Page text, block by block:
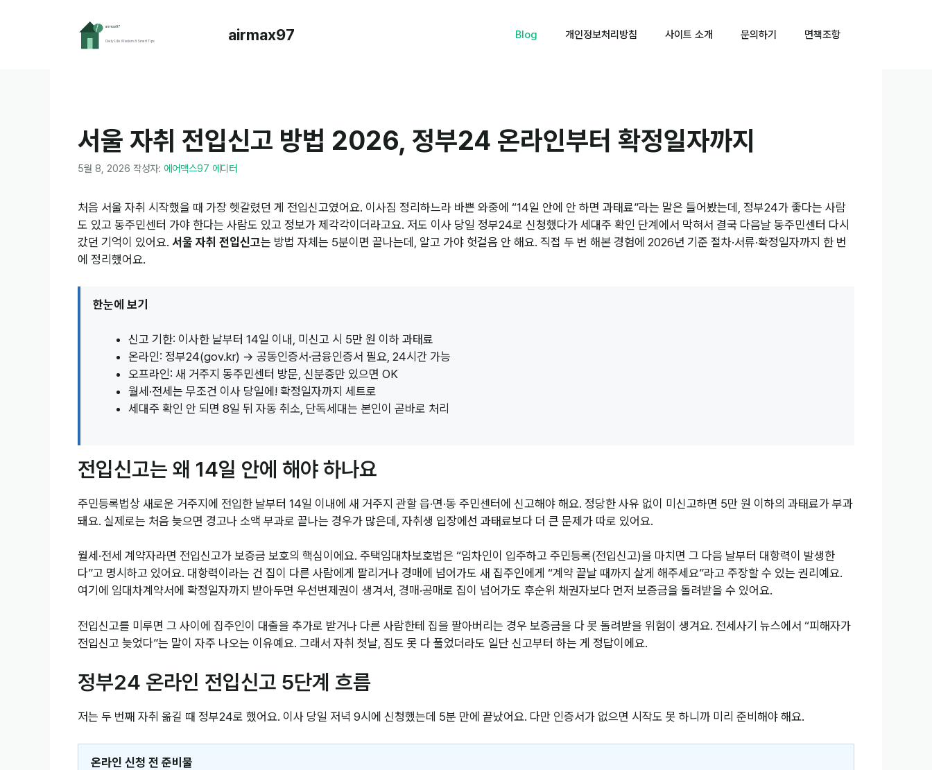
airmax97 Blog 개인정보처리방침 사이트 소개 문의하기 면책조항
서울 자취 전입신고 방법 2026, 정부24 온라인부터 확정일자까지
5월 8, 2026 작성자: 에어맥스97 에디터
처음 서울 자취 시작했을 때 가장 헷갈렸던 게 전입신고였어요. 이사짐 정리하느라 바쁜 와중에 “14일 안에 안 하면 과태료”라는 말은 들어봤는데, 정부24가 좋다는 사람
도 있고 동주민센터 가야 한다는 사람도 있고 정보가 제각각이더라고요. 저도 이사 당일 정부24로 신청했다가 세대주 확인 단계에서 막혀서 결국 다음날 동주민센터 다시
갔던 기억이 있어요. 서울 자취 전입신고는 방법 자체는 5분이면 끝나는데, 알고 가야 헛걸음 안 해요. 직접 두 번 해본 경험에 2026년 기준 절차·서류·확정일자까지 한 번
에 정리했어요.
한눈에 보기
신고 기한: 이사한 날부터 14일 이내, 미신고 시 5만 원 이하 과태료
온라인: 정부24(gov.kr) → 공동인증서·금융인증서 필요, 24시간 가능
오프라인: 새 거주지 동주민센터 방문, 신분증만 있으면 OK
월세·전세는 무조건 이사 당일에! 확정일자까지 세트로
세대주 확인 안 되면 8일 뒤 자동 취소, 단독세대는 본인이 곧바로 처리
전입신고는 왜 14일 안에 해야 하나요
주민등록법상 새로운 거주지에 전입한 날부터 14일 이내에 새 거주지 관할 읍·면·동 주민센터에 신고해야 해요. 정당한 사유 없이 미신고하면 5만 원 이하의 과태료가 부과
돼요. 실제로는 처음 늦으면 경고나 소액 부과로 끝나는 경우가 많은데, 자취생 입장에선 과태료보다 더 큰 문제가 따로 있어요.
월세·전세 계약자라면 전입신고가 보증금 보호의 핵심이에요. 주택임대차보호법은 “임차인이 입주하고 주민등록(전입신고)을 마치면 그 다음 날부터 대항력이 발생한
다”고 명시하고 있어요. 대항력이라는 건 집이 다른 사람에게 팔리거나 경매에 넘어가도 새 집주인에게 “계약 끝날 때까지 살게 해주세요”라고 주장할 수 있는 권리예요.
여기에 임대차계약서에 확정일자까지 받아두면 우선변제권이 생겨서, 경매·공매로 집이 넘어가도 후순위 채권자보다 먼저 보증금을 돌려받을 수 있어요.
전입신고를 미루면 그 사이에 집주인이 대출을 추가로 받거나 다른 사람한테 집을 팔아버리는 경우 보증금을 다 못 돌려받을 위험이 생겨요. 전세사기 뉴스에서 “피해자가
전입신고 늦었다”는 말이 자주 나오는 이유예요. 그래서 자취 첫날, 짐도 못 다 풀었더라도 일단 신고부터 하는 게 정답이에요.
정부24 온라인 전입신고 5단계 흐름
저는 두 번째 자취 옮길 때 정부24로 했어요. 이사 당일 저녁 9시에 신청했는데 5분 만에 끝났어요. 다만 인증서가 없으면 시작도 못 하니까 미리 준비해야 해요.
온라인 신청 전 준비물